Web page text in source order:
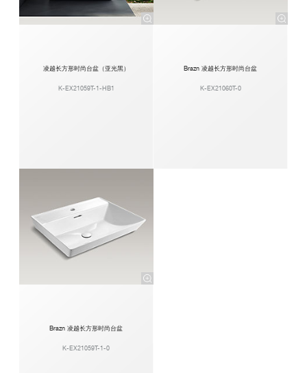
凌越长方形时尚台盆（亚光黑）
K-EX21059T-1-HB1
Brazn 凌越长方形时尚台盆
K-EX21060T-0
Brazn 凌越长方形时尚台盆
K-EX21059T-1-0